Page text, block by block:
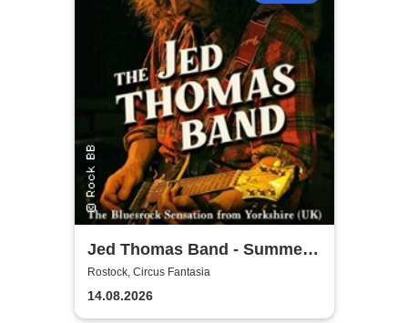
Jed Thomas Band - Summer
Tour 2026
Rostock, Circus Fantasia
14.08.2026